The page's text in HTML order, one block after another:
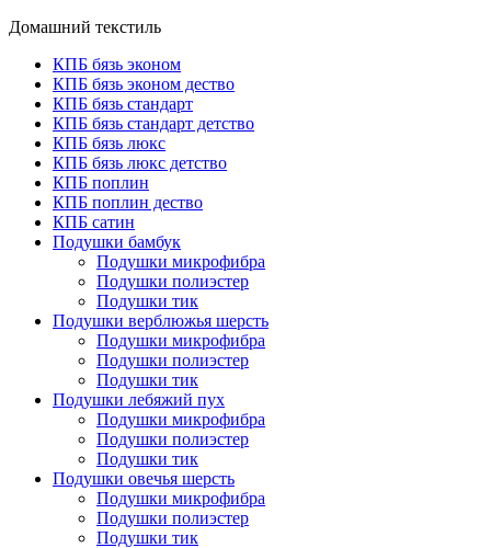
Домашний текстиль
КПБ бязь эконом
КПБ бязь эконом дество
КПБ бязь стандарт
КПБ бязь стандарт детство
КПБ бязь люкс
КПБ бязь люкс детство
КПБ поплин
КПБ поплин дество
КПБ сатин
Подушки бамбук
Подушки микрофибра
Подушки полиэстер
Подушки тик
Подушки верблюжья шерсть
Подушки микрофибра
Подушки полиэстер
Подушки тик
Подушки лебяжий пух
Подушки микрофибра
Подушки полиэстер
Подушки тик
Подушки овечья шерсть
Подушки микрофибра
Подушки полиэстер
Подушки тик